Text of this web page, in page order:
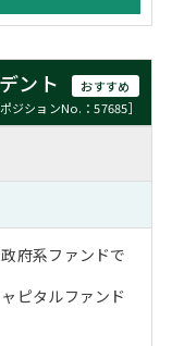
ント
おすすめ
ポジションNo.：57685］
府系ファンドで
ピタルファンド